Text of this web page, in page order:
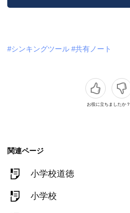
#シンキングツール #共有ノート
お役に立ちましたか？
関連ページ
小学校道徳
小学校